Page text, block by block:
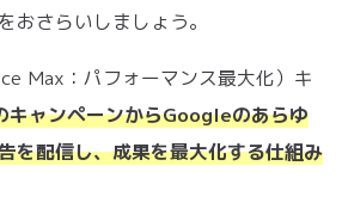
おさらいしましょう。
Max：パフォーマンス最大化）キ
キャンペーンからGoogleのあらゆ
を配信し、成果を最大化する仕組み